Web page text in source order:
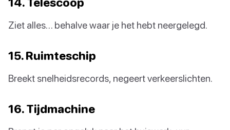
Ziet alles… behalve waar je het hebt neergelegd.
15. Ruimteschip
Breekt snelheidsrecords, negeert verkeerslichten.
16. Tijdmachine